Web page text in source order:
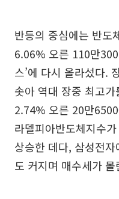
반등의 중심에는 반도
6.06% 오른 110만
스’에 다시 올라섰다.
솟아 역대 장중 최고
2.74% 오른 20만
라델피아반도체지수
상승한 데다, 삼성전
도 커지며 매수세가